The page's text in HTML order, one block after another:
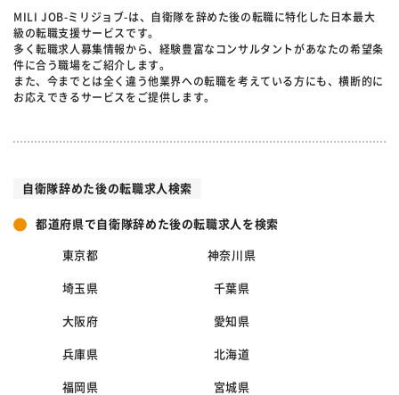
MILI JOB-ミリジョブ-は、自衛隊を辞めた後の転職に特化した日本最大
級の転職支援サービスです。
多く転職求人募集情報から、経験豊富なコンサルタントがあなたの希望条
件に合う職場をご紹介します。
また、今までとは全く違う他業界への転職を考えている方にも、横断的に
お応えできるサービスをご提供します。
自衛隊辞めた後の転職求人検索
都道府県で自衛隊辞めた後の転職求人を検索
東京都 神奈川県
埼玉県 千葉県
大阪府 愛知県
兵庫県 北海道
福岡県 宮城県